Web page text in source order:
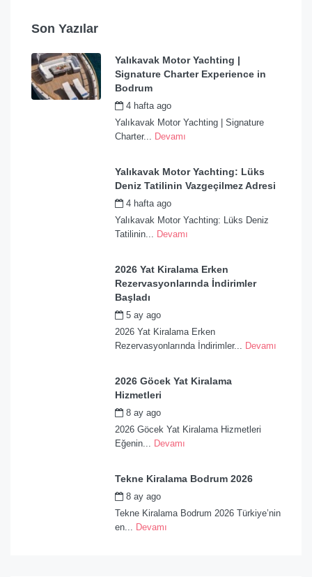
Son Yazılar
Yalıkavak Motor Yachting |
Signature Charter Experience in
Bodrum
4 hafta ago
Yalıkavak Motor Yachting | Signature
Charter... Devamı
Yalıkavak Motor Yachting: Lüks
Deniz Tatilinin Vazgeçilmez Adresi
4 hafta ago
Yalıkavak Motor Yachting: Lüks Deniz
Tatilinin... Devamı
2026 Yat Kiralama Erken
Rezervasyonlarında İndirimler
Başladı
5 ay ago
2026 Yat Kiralama Erken
Rezervasyonlarında İndirimler... Devamı
2026 Göcek Yat Kiralama
Hizmetleri
8 ay ago
2026 Göcek Yat Kiralama Hizmetleri
Eğenin... Devamı
Tekne Kiralama Bodrum 2026
8 ay ago
Tekne Kiralama Bodrum 2026 Türkiye’nin
en... Devamı